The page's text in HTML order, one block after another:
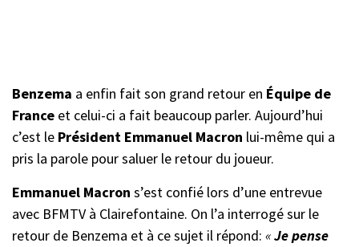
Benzema a enfin fait son grand retour en Équipe de
France et celui-ci a fait beaucoup parler. Aujourd’hui
c’est le Président Emmanuel Macron lui-même qui a
pris la parole pour saluer le retour du joueur.
Emmanuel Macron s’est confié lors d’une entrevue
avec BFMTV à Clairefontaine. On l’a interrogé sur le
retour de Benzema et à ce sujet il répond: «Je pense